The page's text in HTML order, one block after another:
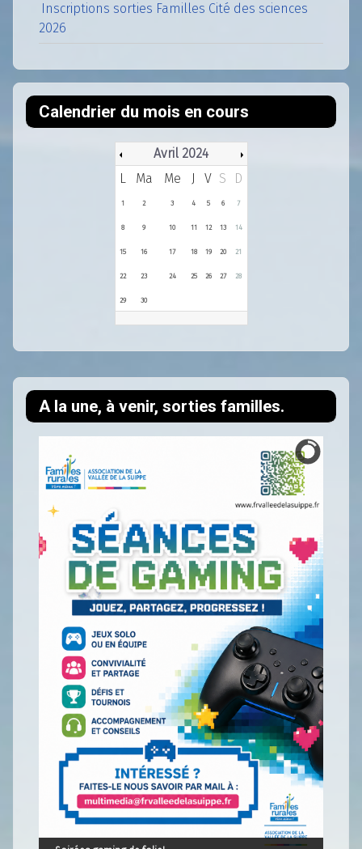
A la une, à venir, sorties familles.
Inscriptions sorties Familles Cité des sciences
2026
Calendrier du mois en cours
Avril 2024
L
Ma Me J V S D
1 2 3 4 5 6 7
8 9 10 11 12 13 14
15 16 17 18 19 20 21
22 23 24 25 26 27 28
29 30